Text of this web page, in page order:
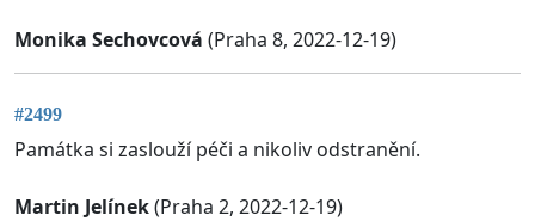
Monika Sechovcová (Praha 8, 2022-12-19)
#2499
Památka si zaslouží péči a nikoliv odstranění.
Martin Jelínek(Praha 2, 2022-12-19)